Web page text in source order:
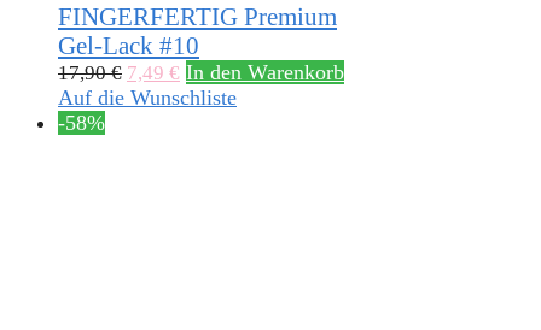
FINGERFERTIG Premium
Gel-Lack #10
17,90€ 7,49 € In den Warenkorb
Auf die Wunschliste
-58%